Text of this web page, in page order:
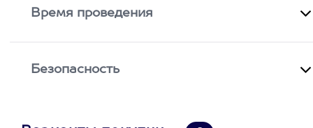
Время проведения
Безопасность